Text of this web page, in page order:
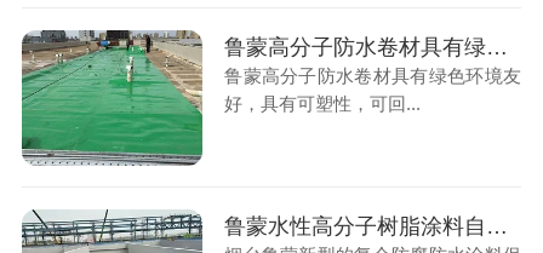
鲁蒙高分子防水卷材具有绿色环境友好，具有可塑性
鲁蒙高分子防水卷材具有绿色环境友
好，具有可塑性，可回...
鲁蒙水性高分子树脂涂料自应用于污水处理厂领域以来均取得良好评价